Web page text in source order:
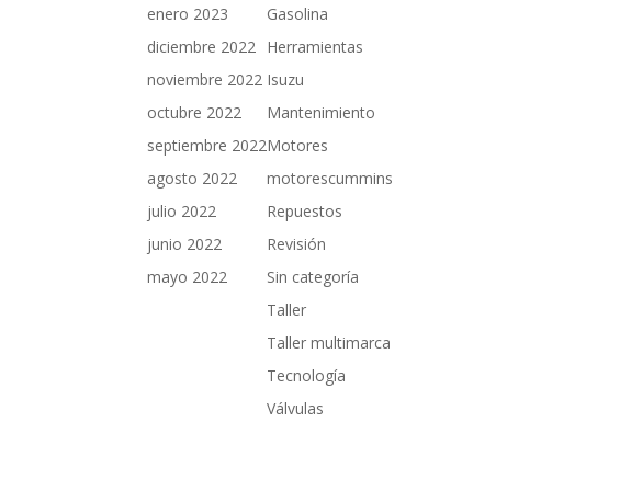
enero 2023
diciembre 2022
noviembre 2022
octubre 2022
septiembre 2022
agosto 2022
julio 2022
junio 2022
mayo 2022
Gasolina
Herramientas
Isuzu
Mantenimiento
Motores
motorescummins
Repuestos
Revisión
Sin categoría
Taller
Taller multimarca
Tecnología
Válvulas